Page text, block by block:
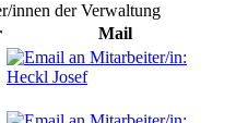
innen der Verwaltung
Mail